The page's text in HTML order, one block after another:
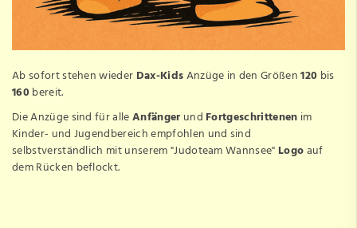
Ab sofort stehen wieder Dax-KidsAnzüge in den Größen120 bis
160bereit.
Die Anzüge sind für alleAnfänger und Fortgeschrittenen im
Kinder- und Jugendbereich empfohlen und sind
selbstverständlich mit unserem "Judoteam Wannsee" Logoauf
dem Rücken beflockt.